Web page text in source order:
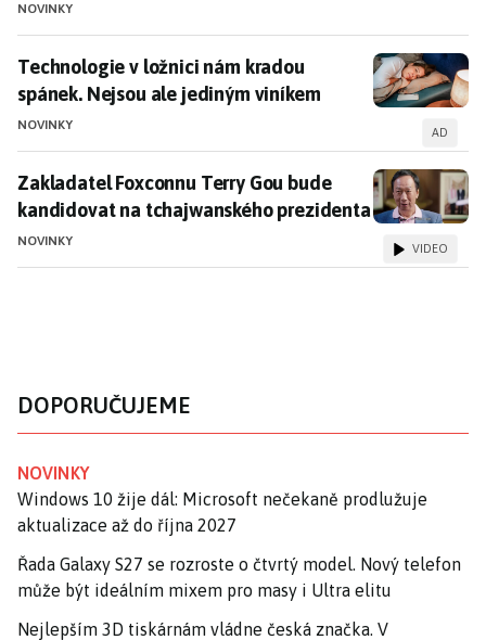
NOVINKY
Technologie v ložnici nám kradou spánek. Nejsou
Technologie v ložnici nám kradou
spánek. Nejsou ale jediným viníkem
NOVINKY AD
Zakladatel Foxconnu Terry Gou bude kandidovat na
Zakladatel Foxconnu Terry Gou bude
kandidovat na tchajwanského prezidenta
NOVINKY VIDEO
DOPORUČUJEME
NOVINKY
Windows 10 žije dál: Microsoft nečekaně prodlužuje
aktualizace až do října 2027
Řada Galaxy S27 se rozroste o čtvrtý model. Nový telefon
může být ideálním mixem pro masy i Ultra elitu
Nejlepším 3D tiskárnám vládne česká značka. V